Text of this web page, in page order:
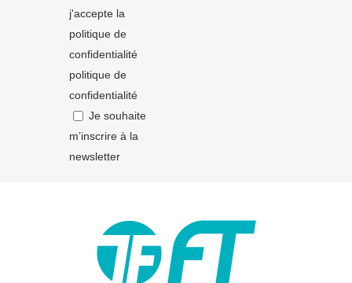
j'accepte la
politique de
confidentialité
politique de
confidentialité
Je souhaite
m’inscrire à la
newsletter